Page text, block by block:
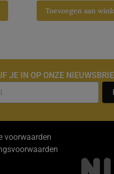
Toevoegen aan
JE IN OP ONZE
voorwaarden